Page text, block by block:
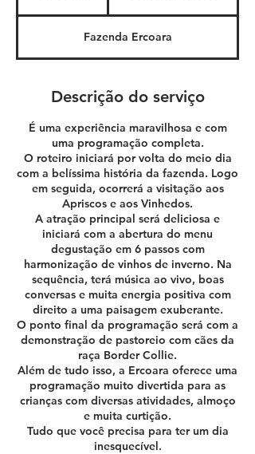
3
m
i
Fazenda Ercoara
Descrição do serviço
É uma experiência maravilhosa e com
uma programação completa.
O roteiro iniciará por volta do meio dia
com a belíssima história da fazenda. Logo
em seguida, ocorrerá a visitação aos
Apriscos e aos Vinhedos.
A atração principal será deliciosa e
iniciará com a abertura do menu
degustação em 6 passos com
harmonização de vinhos de inverno. Na
sequência, terá música ao vivo, boas
conversas e muita energia positiva com
direito a uma paisagem exuberante.
O ponto final da programação será com a
demonstração de pastoreio com cães da
raça Border Collie.
Além de tudo isso, a Ercoara oferece uma
programação muito divertida para as
crianças com diversas atividades, almoço
e muita curtição.
Tudo que você precisa para ter um dia
inesquecível.